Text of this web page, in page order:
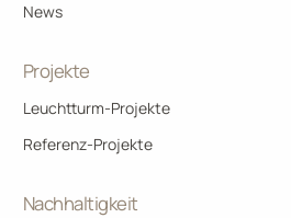
News
Projekte
Leuchtturm-Projekte
Referenz-Projekte
Nachhaltigkeit